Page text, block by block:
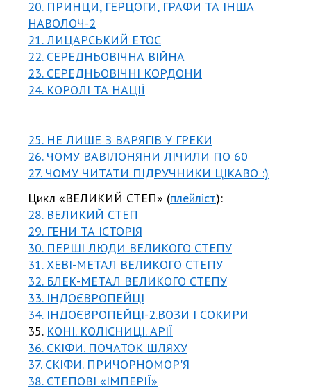
20. ПРИНЦИ, ГЕРЦОГИ, ГРАФИ ТА ІНША
НАВОЛОЧ-2
21. ЛИЦАРСЬКИЙ ЕТОС
22. СЕРЕДНЬОВІЧНА ВІЙНА
23. СЕРЕДНЬОВІЧНІ КОРДОНИ
24. КОРОЛІ ТА НАЦІЇ
25. НЕ ЛИШЕ З ВАРЯГІВ У ГРЕКИ
26. ЧОМУ ВАВІЛОНЯНИ ЛІЧИЛИ ПО 60
27. ЧОМУ ЧИТАТИ ПІДРУЧНИКИ ЦІКАВО :)
Цикл «ВЕЛИКИЙ СТЕП» (плейліст):
28. ВЕЛИКИЙ СТЕП
29. ГЕНИ ТА ІСТОРІЯ
30. ПЕРШІ ЛЮДИ ВЕЛИКОГО СТЕПУ
31. ХЕВІ-МЕТАЛ ВЕЛИКОГО СТЕПУ
32. БЛЕК-МЕТАЛ ВЕЛИКОГО СТЕПУ
33. ІНДОЄВРОПЕЙЦІ
34. ІНДОЄВРОПЕЙЦІ-2.ВОЗИ І СОКИРИ
35. КОНІ. КОЛІСНИЦІ. АРІЇ
36. СКІФИ. ПОЧАТОК ШЛЯХУ
37. СКІФИ. ПРИЧОРНОМОР'Я
38. СТЕПОВІ «ІМПЕРІЇ»